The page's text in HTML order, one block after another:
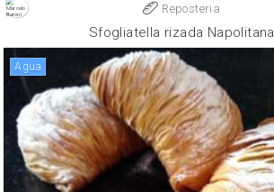
Reposteria
Sfogliatella rizada Napolitana
agua